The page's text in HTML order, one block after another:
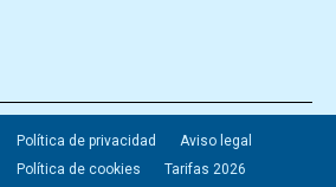
Política de privacidad
Aviso legal
Política de cookies
Tarifas 2026